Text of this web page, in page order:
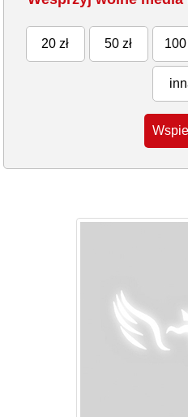
20 zł 50 zł 100